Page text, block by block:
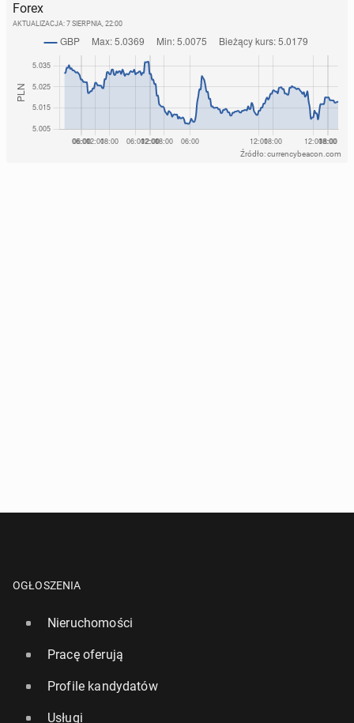
Forex
AKTUALIZACJA: 7 SIERPNIA, 22:00
Źródło: currencybeacon.com
OGŁOSZENIA
Nieruchomości
Pracę oferują
Profile kandydatów
Usługi